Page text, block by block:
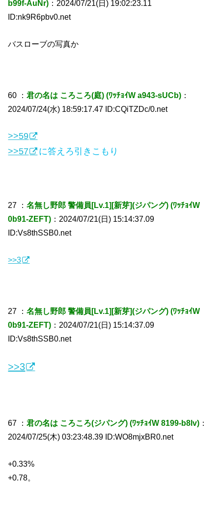
b99f-AuNr) ：2024/07/21(日) 19:02:23.11
ID:nk9R6pbv0.net
バスローブの写真か
60 ：君の名は ころころ(庭) (ﾜｯﾁｮｲW a943-sUCb) ：
2024/07/24(水) 18:59:17.47 ID:CQiTZDc/0.net
>>59
>>57
に答えろ引きこもり
27 ：名無し野郎 警備員[Lv.1][新芽](ジパング) (ﾜｯﾁｮｲW
0b91-ZEFT) ：2024/07/21(日) 15:14:37.09
ID:Vs8thSSB0.net
>>3
27 ：名無し野郎 警備員[Lv.1][新芽](ジパング) (ﾜｯﾁｮｲW
0b91-ZEFT) ：2024/07/21(日) 15:14:37.09
ID:Vs8thSSB0.net
>>3
67 ：君の名は ころころ(ジパング) (ﾜｯﾁｮｲW 8199-b8lv) ：
2024/07/25(木) 03:23:48.39 ID:WO8mjxBR0.net
+0.33%
+0.78。